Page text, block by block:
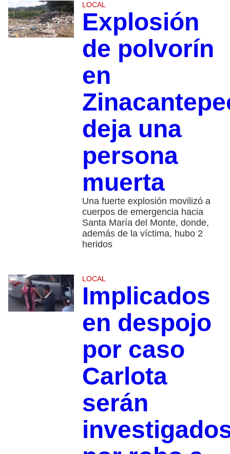
LOCAL
Explosión
de polvorín
en
deja una
persona
muerta
Una fuerte explosión movilizó a
cuerpos de emergencia hacia
Santa María del Monte, donde,
además de la víctima, hubo 2
heridos
LOCAL
Implicados
en despojo
por caso
Carlota
serán